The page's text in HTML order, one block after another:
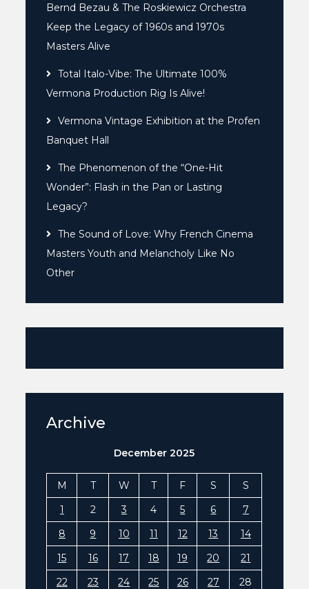
Bernd Bezau & The Roskiewicz Orchestra
Keep the Legacy of 1960s and 1970s
Masters Alive
Total Italo-Vibe: The Ultimate 100%
Vermona Production Rig Is Alive!
Vermona Vintage Exhibition at the Profen
Banquet Hall
The Phenomenon of the “One-Hit
Wonder”: Flash in the Pan or Lasting
Legacy?
The Sound of Love: Why French Cinema
Masters Youth and Melancholy Like No
Other
Archive
December 2025
M T W T F S
S
1
2 3 4 5 6
7
8
9 10 11 12 13
14
15
16 17 18 19 20
21
22
23 24 25 26 27
28